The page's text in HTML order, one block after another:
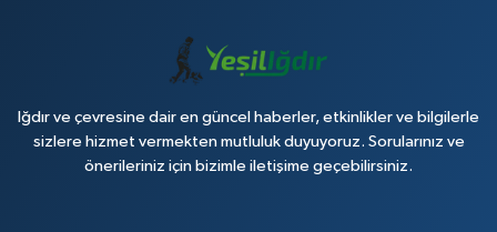
Iğdır ve çevresine dair en güncel haberler, etkinlikler ve bilgilerle
sizlere hizmet vermekten mutluluk duyuyoruz. Sorularınız ve
önerileriniz için bizimle iletişime geçebilirsiniz.